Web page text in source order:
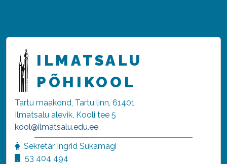
ILMATSALU
PÕHIKOOL
Tartu maakond, Tartu linn, 61401
Ilmatsalu alevik, Kooli tee 5
kool@ilmatsalu.edu.ee
Sekretär Ingrid Sukamägi
53 404 494